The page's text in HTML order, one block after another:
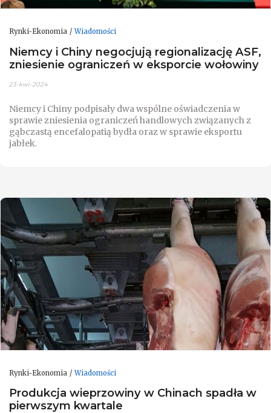
Rynki-Ekonomia Wiadomości
Niemcy i Chiny negocjują regionalizację ASF,
zniesienie ograniczeń w eksporcie wołowiny
23-kwi-2024
Niemcy i Chiny podpisały dwa wspólne oświadczenia w
sprawie zniesienia ograniczeń handlowych związanych z
gąbczastą encefalopatią bydła oraz w sprawie eksportu
jabłek.
Rynki-Ekonomia Wiadomości
Produkcja wieprzowiny w Chinach spadła w
pierwszym kwartale